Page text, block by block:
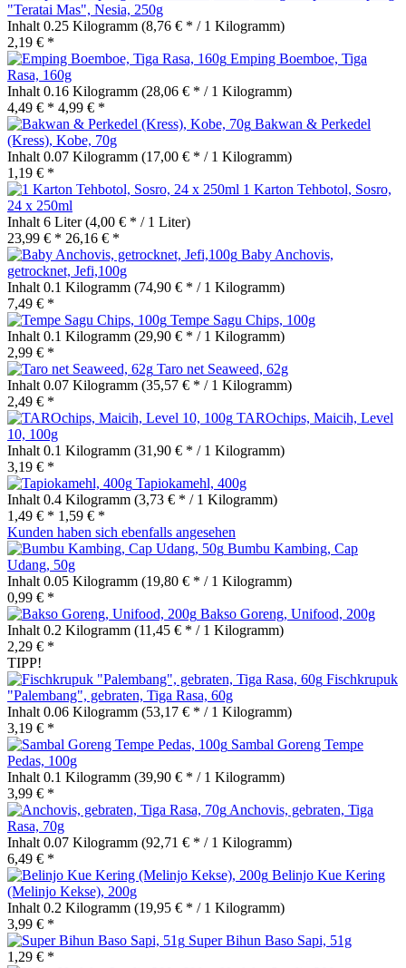
"Teratai Mas", Nesia, 250g
Inhalt 0.25 Kilogramm (8,76 € * / 1 Kilogramm)
2,19 € *
Emping Boemboe, Tiga
Rasa, 160g
Inhalt 0.16 Kilogramm (28,06 € * / 1 Kilogramm)
4,49 € * 4,99 € *
Bakwan & Perkedel
(Kress), Kobe, 70g
Inhalt 0.07 Kilogramm (17,00 € * / 1 Kilogramm)
1,19 € *
1 Karton Tehbotol, Sosro,
24 x 250ml
Inhalt 6 Liter(4,00 € * / 1 Liter)
23,99 € * 26,16 € *
Baby Anchovis,
getrocknet, Jefi,100g
Inhalt 0.1 Kilogramm (74,90 € * / 1 Kilogramm)
7,49 € *
Tempe Sagu Chips, 100g
Inhalt 0.1 Kilogramm (29,90 € * / 1 Kilogramm)
2,99 € *
Taro net Seaweed, 62g
Inhalt 0.07 Kilogramm (35,57 € * / 1 Kilogramm)
2,49 € *
TAROchips, Maicih, Level
10, 100g
Inhalt 0.1 Kilogramm (31,90 € * / 1 Kilogramm)
3,19 € *
Tapiokamehl, 400g
Inhalt 0.4 Kilogramm (3,73 € * / 1 Kilogramm)
1,49 € * 1,59 € *
Kunden haben sich ebenfalls angesehen
Bumbu Kambing, Cap
Udang, 50g
Inhalt 0.05 Kilogramm (19,80 € * / 1 Kilogramm)
0,99 € *
Bakso Goreng, Unifood, 200g
Inhalt 0.2 Kilogramm (11,45 € * / 1 Kilogramm)
2,29 € *
TIPP!
Fischkrupuk
"Palembang", gebraten, Tiga Rasa, 60g
Inhalt 0.06 Kilogramm (53,17 € * / 1 Kilogramm)
3,19 € *
Sambal Goreng Tempe
Pedas, 100g
Inhalt 0.1 Kilogramm (39,90 € * / 1 Kilogramm)
3,99 € *
Anchovis, gebraten, Tiga
Rasa, 70g
Inhalt 0.07 Kilogramm (92,71 € * / 1 Kilogramm)
6,49 € *
Belinjo Kue Kering
(Melinjo Kekse), 200g
Inhalt 0.2 Kilogramm (19,95 € * / 1 Kilogramm)
3,99 € *
Super Bihun Baso Sapi, 51g
1,29 € *